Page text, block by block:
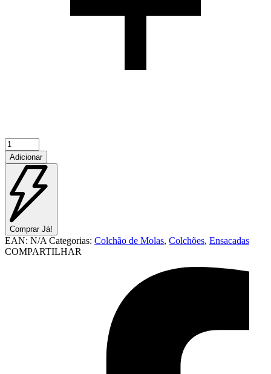
Quantidade
de
Supreme
Sense
Adicionar
Comprar Já!
EAN: N/A Categorias: Colchão de Molas, Colchões, Ensacadas
COMPARTILHAR